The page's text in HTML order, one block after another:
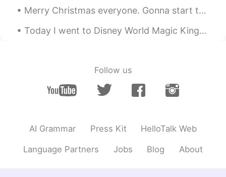
だから、昨日チューリップの写真を取
りました。
紫色が僕の好きな💜
EN
Ran 2021.03.22 15:11
Merry Christmas everyone. Gonna start the day of by studying a bit then go Wonder woman at the ci...
Today I went to Disney World Magic Kingdom with my wife. It was alot of fun but after a long day ...
Follow us
AI Grammar Press Kit HelloTalk Web
Language Partners Jobs Blog About